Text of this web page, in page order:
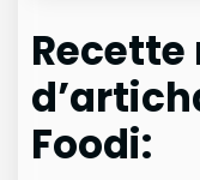
Foodi: